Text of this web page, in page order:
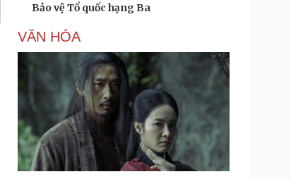
Bảo vệ Tổ quốc hạng Ba
VĂN HÓA